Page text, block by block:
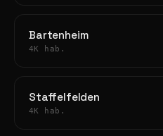
Bartenheim
4K hab.
Staffelfelden
4K hab.